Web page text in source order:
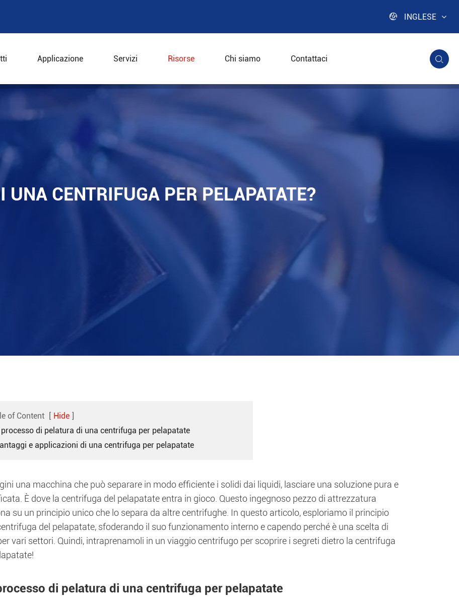
 INGLESE
Applicazione Servizi Risorse Chi siamo Contattaci 
CENTRIFUGA PER PELAPATATE?
of Content [ Hide ]
di pelatura di una centrifuga per pelapatate
e applicazioni di una centrifuga per pelapatate
una macchina che può separare in modo efficiente i solidi dai liquidi, lasciare una soluzione pura e
È dove la centrifuga del pelapatate entra in gioco. Questo ingegnoso pezzo di attrezzatura
su un principio unico che lo separa da altre centrifughe. In questo articolo, esploriamo il principio
del pelapatate, sfoderando il suo funzionamento interno e capendo perché è una scelta di
vari settori. Quindi, intraprenamoli in un viaggio centrifugo per scoprire i segreti dietro la centrifuga
di pelatura di una centrifuga per pelapatate